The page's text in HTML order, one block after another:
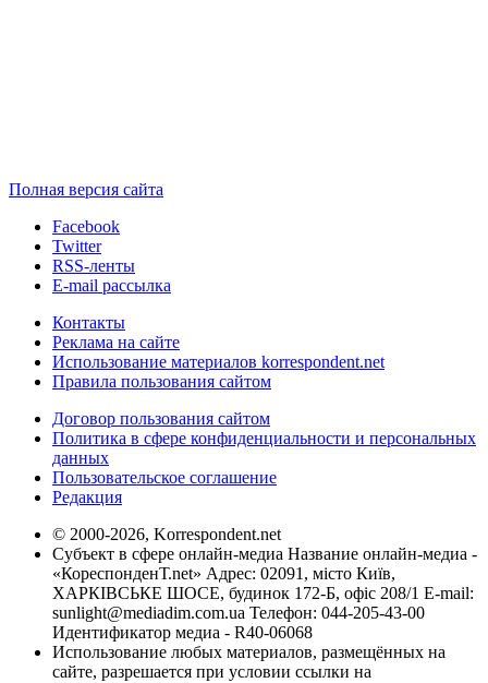
Полная версия сайта
Facebook
Twitter
RSS-ленты
E-mail рассылка
Контакты
Реклама на сайте
Использование материалов korrespondent.net
Правила пользования сайтом
Договор пользования сайтом
Политика в сфере конфиденциальности и персональных
данных
Пользовательское соглашение
Редакция
© 2000-2026, Korrespondent.net
Субъект в сфере онлайн-медиа Название онлайн-медиа -
«КореспонденТ.net» Адрес: 02091, місто Київ,
ХАРКІВСЬКЕ ШОСЕ, будинок 172-Б, офіс 208/1 E-mail:
sunlight@mediadim.com.ua Телефон: 044-205-43-00
Идентификатор медиа - R40-06068
Использование любых материалов, размещённых на
сайте, разрешается при условии ссылки на